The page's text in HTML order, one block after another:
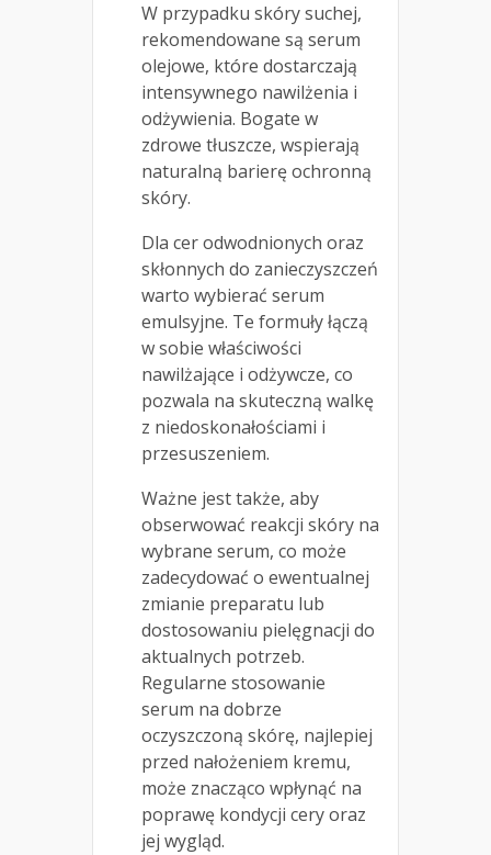
W przypadku skóry suchej,
rekomendowane są serum
olejowe, które dostarczają
intensywnego nawilżenia i
odżywienia. Bogate w
zdrowe tłuszcze, wspierają
naturalną barierę ochronną
skóry.
Dla cer odwodnionych oraz
skłonnych do zanieczyszczeń
warto wybierać serum
emulsyjne. Te formuły łączą
w sobie właściwości
nawilżające i odżywcze, co
pozwala na skuteczną walkę
z niedoskonałościami i
przesuszeniem.
Ważne jest także, aby
obserwować reakcji skóry na
wybrane serum, co może
zadecydować o ewentualnej
zmianie preparatu lub
dostosowaniu pielęgnacji do
aktualnych potrzeb.
Regularne stosowanie
serum na dobrze
oczyszczoną skórę, najlepiej
przed nałożeniem kremu,
może znacząco wpłynąć na
poprawę kondycji cery oraz
jej wygląd.